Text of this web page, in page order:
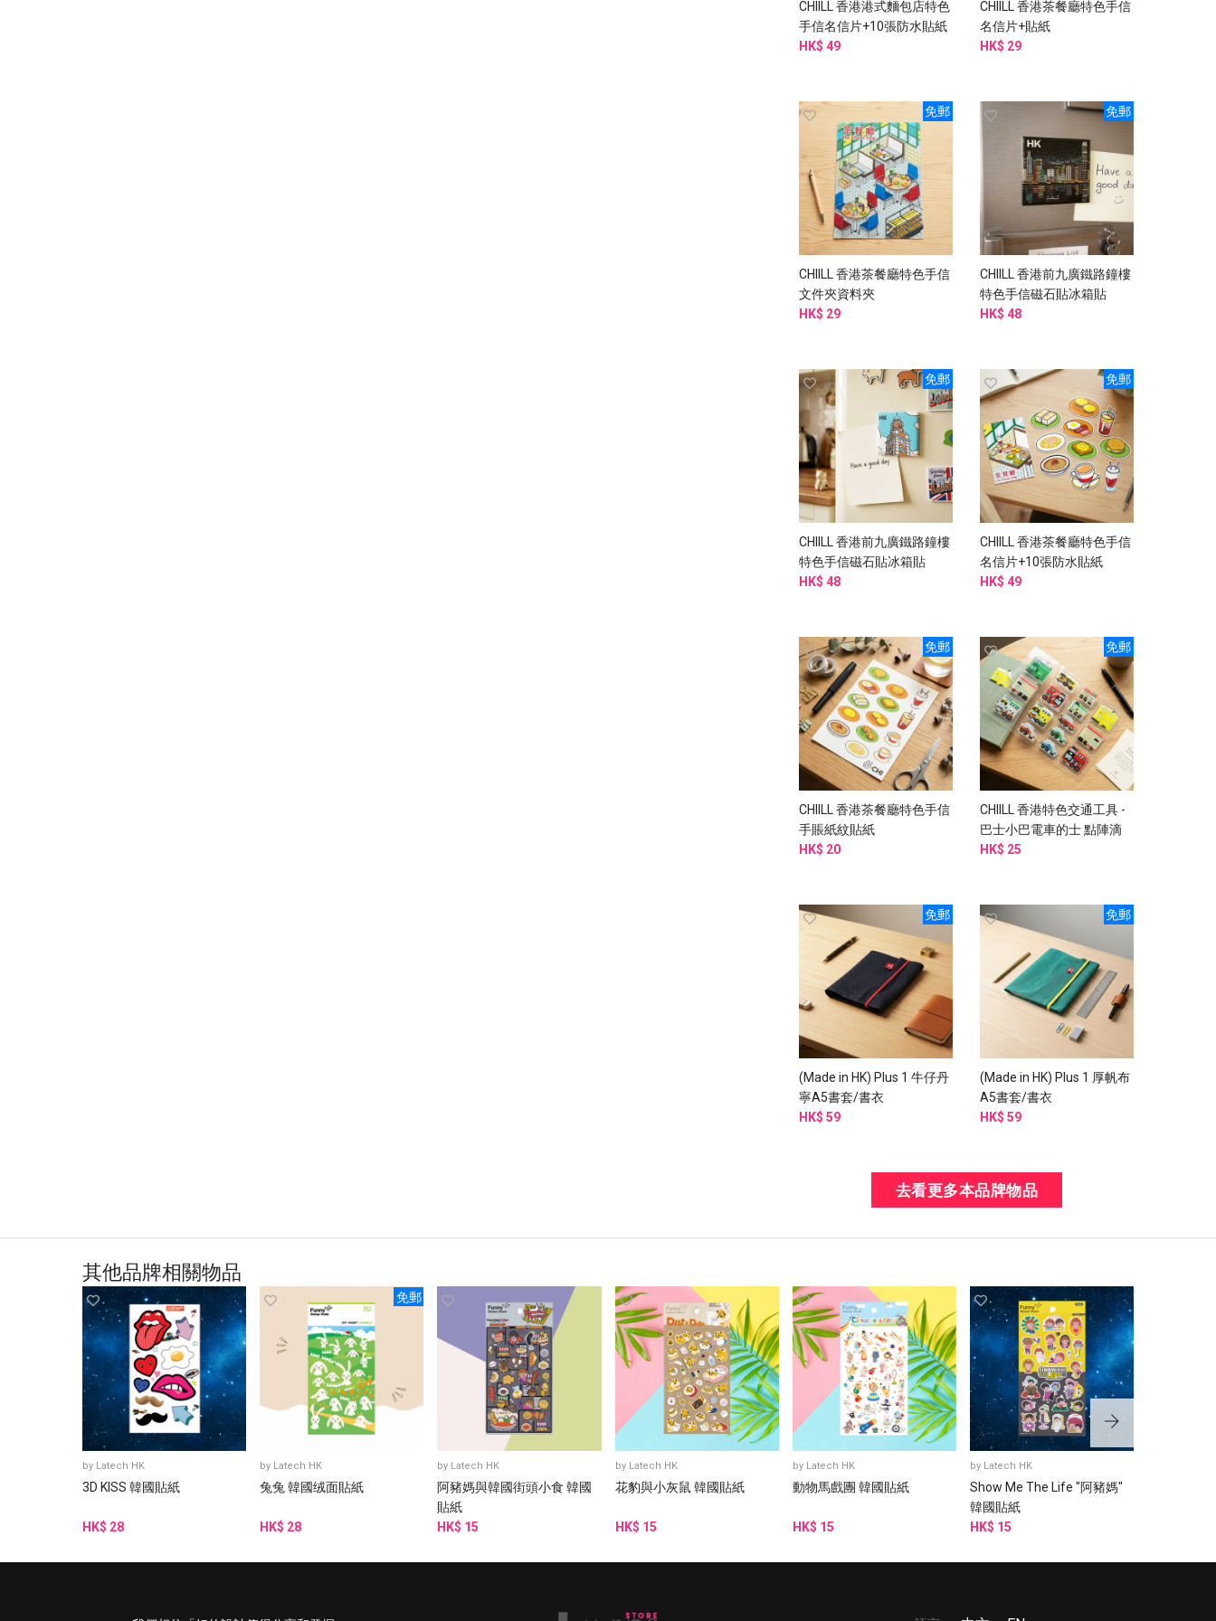
CHIILL 香港港式麵包店特色
手信名信片+10張防水貼紙
HK$ 49
CHIILL 香港茶餐廳特色手信
名信片+貼紙
HK$ 29
免郵
CHIILL 香港茶餐廳特色手信
文件夾資料夾
HK$ 29
免郵
CHIILL 香港前九廣鐵路鐘樓
特色手信磁石貼冰箱貼
HK$ 48
免郵
CHIILL 香港前九廣鐵路鐘樓
特色手信磁石貼冰箱貼
HK$ 48
免郵
CHIILL 香港茶餐廳特色手信
名信片+10張防水貼紙
HK$ 49
免郵
CHIILL 香港茶餐廳特色手信
手賬紙紋貼紙
HK$ 20
免郵
CHIILL 香港特色交通工具 -
巴士小巴電車的士 點陣滴
膠貼紙
HK$ 25
免郵
(Made in HK) Plus 1 牛仔丹
寧A5書套/書衣
HK$ 59
免郵
(Made in HK) Plus 1 厚帆布
A5書套/書衣
HK$ 59
去看更多本品牌物品
其他品牌相關物品
by Latech HK
3D KISS 韓國貼紙
HK$ 28
免郵
by Latech HK
兔兔 韓國绒面貼紙
HK$ 28
by Latech HK
阿豬媽與韓國街頭小食 韓國
貼紙
HK$ 15
by Latech HK
花豹與小灰鼠 韓國貼紙
HK$ 15
by Latech HK
動物馬戲團 韓國貼紙
HK$ 15
by Latech HK
Show Me The Life "阿豬媽"
韓國貼紙
HK$ 15